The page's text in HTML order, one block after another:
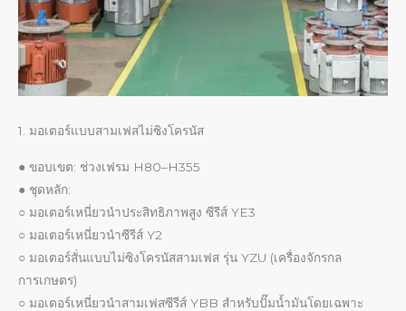
1. มอเตอร์แบบสามเฟสไม่ซิงโครนัส
● ขอบเขต: ช่วงเฟรม H80–H355
● ชุดหลัก:
○ มอเตอร์เหนี่ยวนำประสิทธิภาพสูง ซีรีส์ YE3
○ มอเตอร์เหนี่ยวนำซีรีส์ Y2
○ มอเตอร์สั่นแบบไม่ซิงโครนัสสามเฟส รุ่น YZU (เครื่องจักรกล
การเกษตร)
○ มอเตอร์เหนี่ยวนำสามเฟสซีรีส์ YBB สำหรับปั๊มน้ำมันโดยเฉพาะ